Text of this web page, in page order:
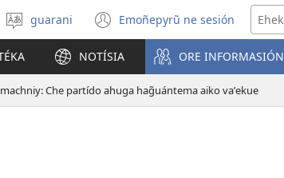
Eiporavo
peteĩ
idióma
guarani Emoñepyrũ ne sesión
(abre
una
nueva
ventana)
NOTÍSIA ORE INFORMASIÓN
Che partído ahuga hag̃uántema aiko vaʼekue